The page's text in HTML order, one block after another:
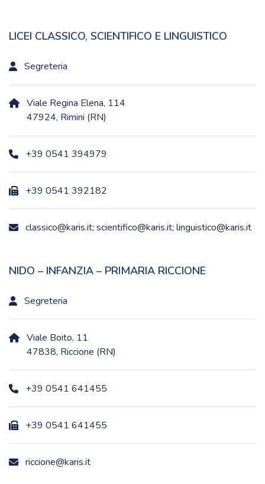
LICEI CLASSICO, SCIENTIFICO E LINGUISTICO
Segreteria
Viale Regina Elena, 114
47924, Rimini (RN)
+39 0541 394979
+39 0541 392182
classico@karis.it; scientifico@karis.it; linguistico@karis.it
NIDO – INFANZIA – PRIMARIA RICCIONE
Segreteria
Viale Boito, 11
47838, Riccione (RN)
+39 0541 641455
+39 0541 641455
riccione@karis.it